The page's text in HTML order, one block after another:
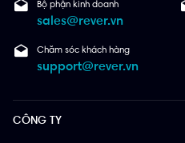
Bộ phận kinh doanh
sales@rever.vn
Chăm sóc khách hàng
support@rever.vn
CÔNG TY